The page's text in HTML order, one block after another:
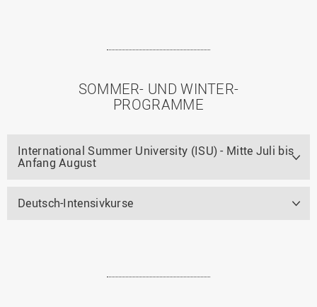
SOMMER- UND WINTER-
PROGRAMME
International Summer University (ISU) - Mitte Juli bis
Anfang August
Deutsch-Intensivkurse